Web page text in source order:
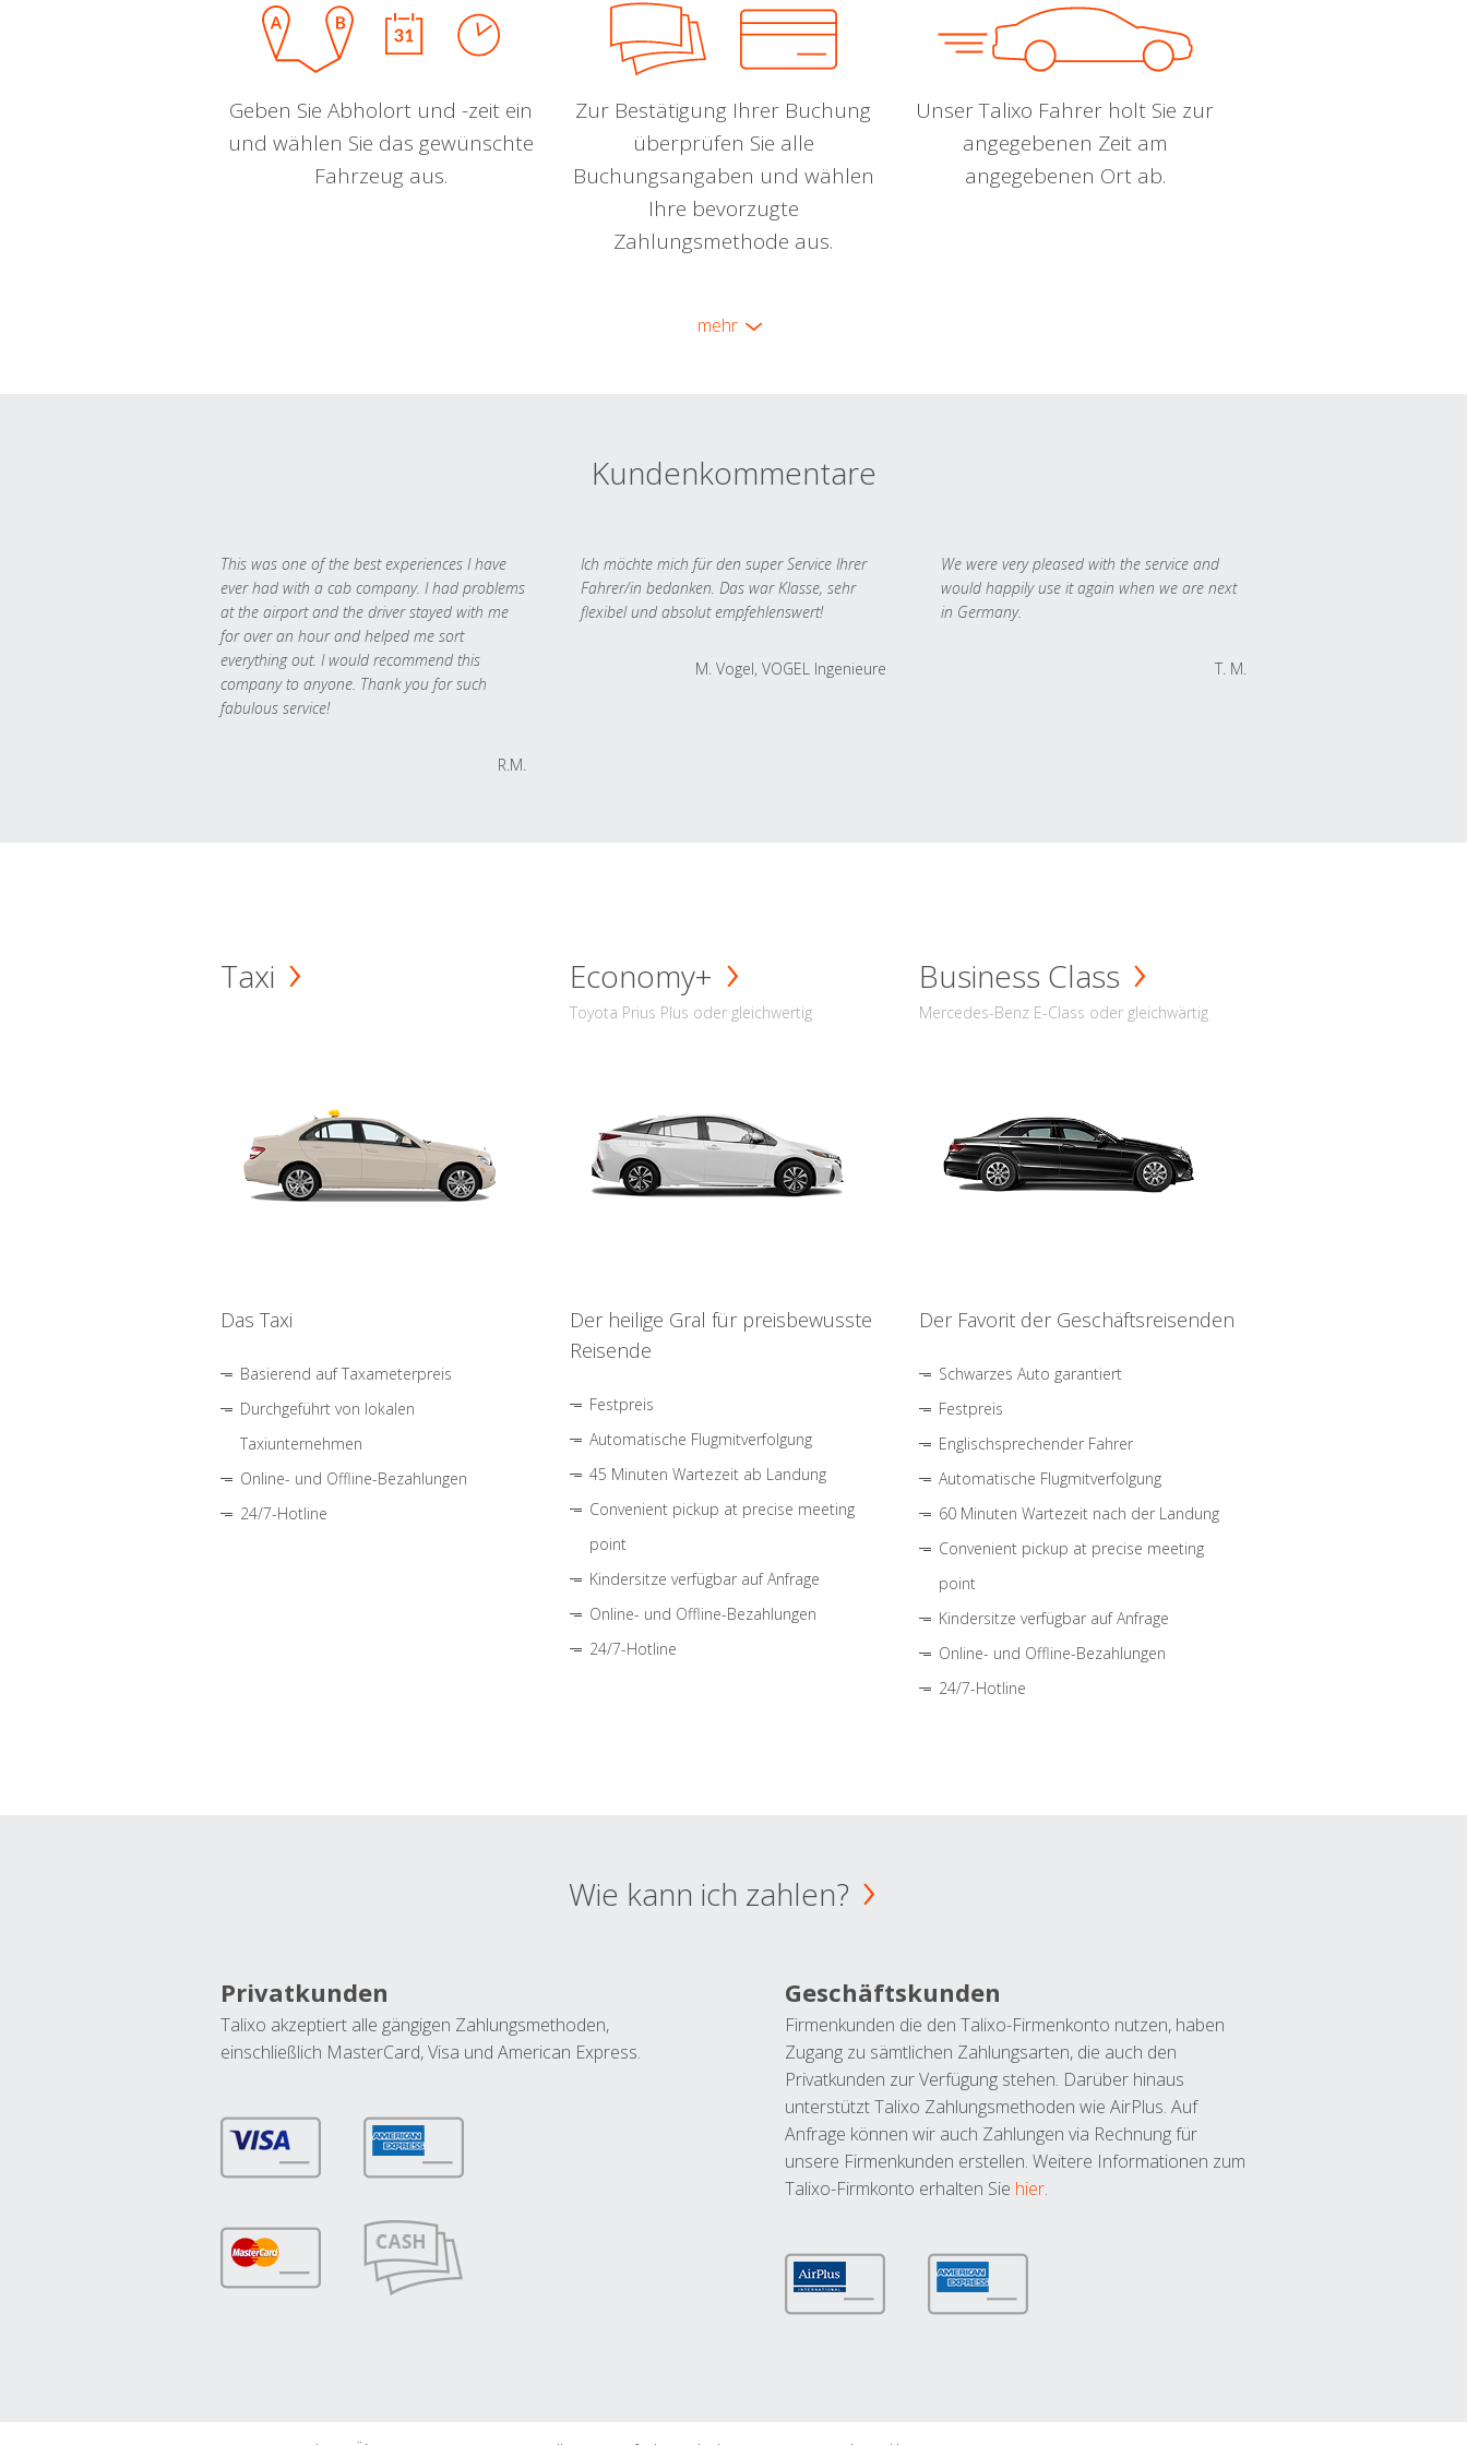
Geben Sie Abholort und -zeit ein
und wählen Sie das gewünschte
Fahrzeug aus.
Zur Bestätigung Ihrer Buchung
überprüfen Sie alle
Buchungsangaben und wählen
Ihre bevorzugte
Zahlungsmethode aus.
Unser Talixo Fahrer holt Sie zur
angegebenen Zeit am
angegebenen Ort ab.
mehr
Kundenkommentare
This was one of the best experiences I have
ever had with a cab company. I had problems
at the airport and the driver stayed with me
for over an hour and helped me sort
everything out. I would recommend this
company to anyone. Thank you for such
fabulous service!
R.M.
Ich möchte mich für den super Service Ihrer
Fahrer/in bedanken. Das war Klasse, sehr
flexibel und absolut empfehlenswert!
M. Vogel, VOGEL Ingenieure
We were very pleased with the service and
would happily use it again when we are next
in Germany.
T. M.
Taxi
Das Taxi
Basierend auf Taxameterpreis
Durchgeführt von lokalen
Taxiunternehmen
Online- und Offline-Bezahlungen
24/7-Hotline
Economy+
Toyota Prius Plus oder gleichwertig
Der heilige Gral für preisbewusste
Reisende
Festpreis
Automatische Flugmitverfolgung
45 Minuten Wartezeit ab Landung
Convenient pickup at precise meeting
point
Kindersitze verfügbar auf Anfrage
Online- und Offline-Bezahlungen
24/7-Hotline
Business Class
Mercedes-Benz E-Class oder gleichwärtig
Der Favorit der Geschäftsreisenden
Schwarzes Auto garantiert
Festpreis
Englischsprechender Fahrer
Automatische Flugmitverfolgung
60 Minuten Wartezeit nach der Landung
Convenient pickup at precise meeting
point
Kindersitze verfügbar auf Anfrage
Online- und Offline-Bezahlungen
24/7-Hotline
Wie kann ich zahlen?
Privatkunden
Talixo akzeptiert alle gängigen Zahlungsmethoden,
einschließlich MasterCard, Visa und American Express.
Geschäftskunden
Firmenkunden die den Talixo-Firmenkonto nutzen, haben
Zugang zu sämtlichen Zahlungsarten, die auch den
Privatkunden zur Verfügung stehen. Darüber hinaus
unterstützt Talixo Zahlungsmethoden wie AirPlus. Auf
Anfrage können wir auch Zahlungen via Rechnung für
unsere Firmenkunden erstellen. Weitere Informationen zum
Talixo-Firmkonto erhalten Sie hier.